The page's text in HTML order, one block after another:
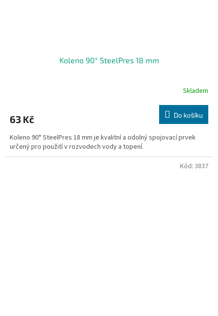
Koleno 90° SteelPres 18 mm
Skladem
63 Kč Do košíku
Koleno 90° SteelPres 18 mm je kvalitní a odolný spojovací prvek
určený pro použití v rozvodech vody a topení.
Kód: 3837